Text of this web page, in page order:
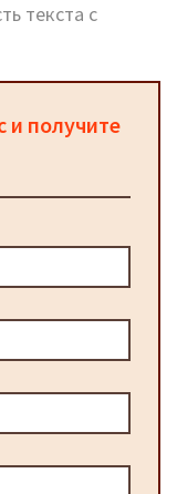
текста с
и получите